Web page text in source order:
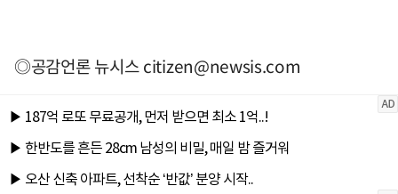
◎공감언론 뉴시스citizen@newsis.com